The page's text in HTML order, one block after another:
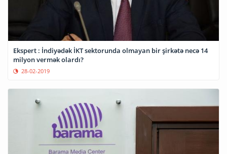
Ekspert : İndiyədək İKT sektorunda olmayan bir şirkətə necə 14
milyon vermək olardı?
28-02-2019